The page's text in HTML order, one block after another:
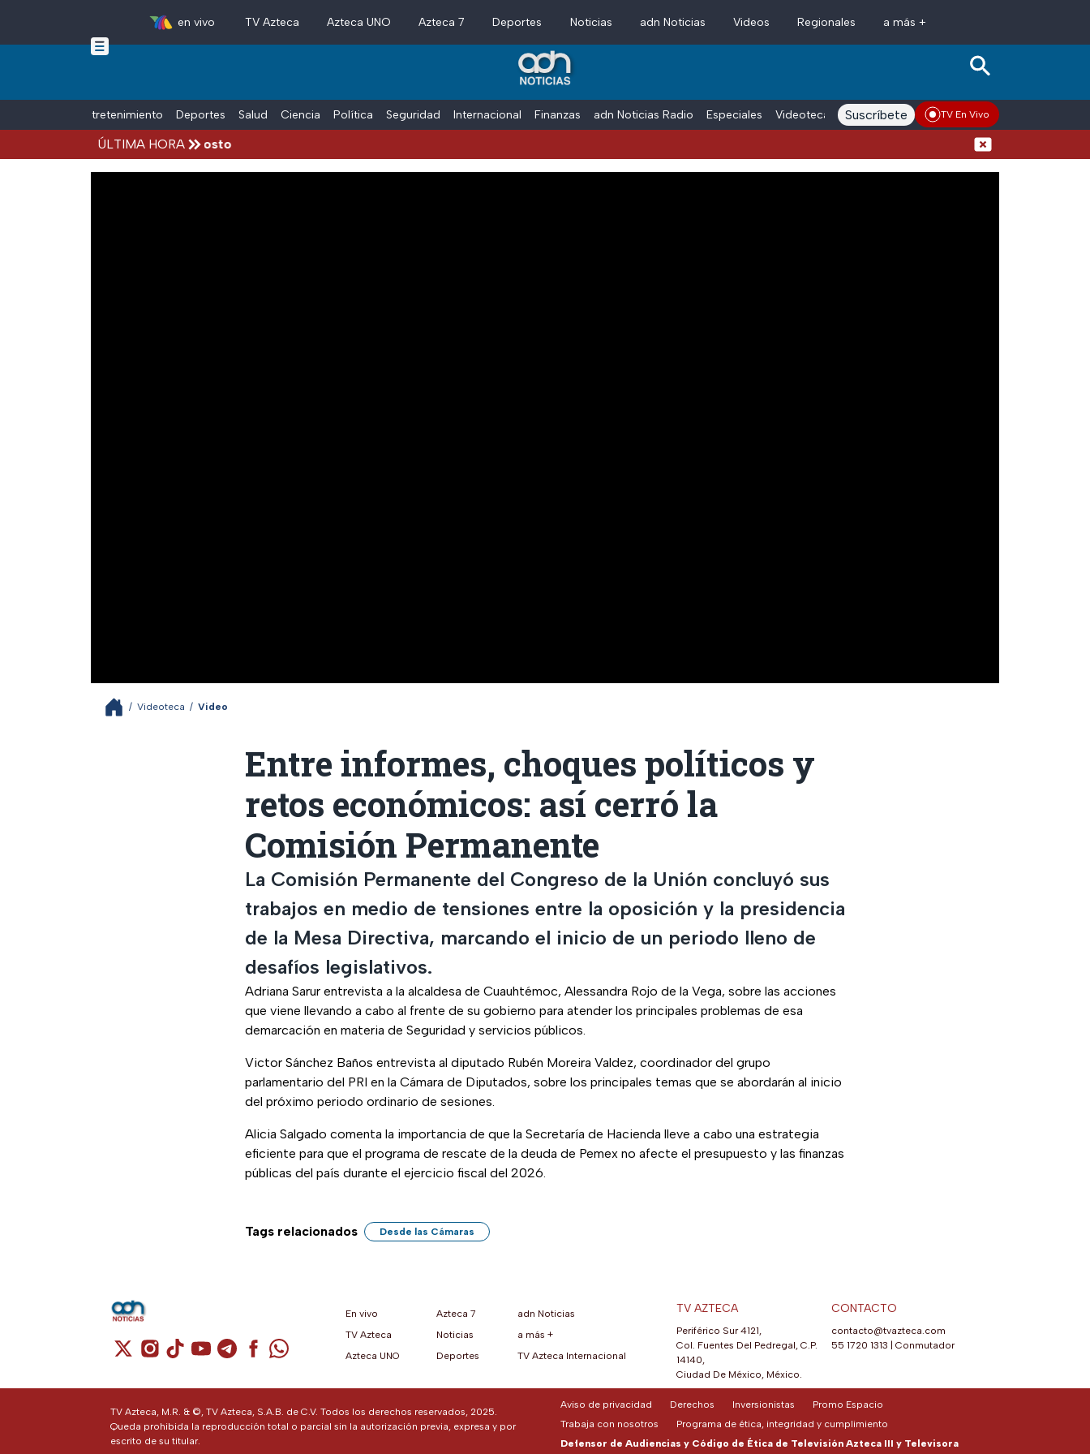
Skip to main content
en vivo TV Azteca Azteca UNO Azteca 7 Deportes Noticias adn Noticias Videos Regionales a más +
Entretenimiento Deportes Salud Ciencia Política Seguridad Internacional Finanzas adn Noticias Radio Especiales Videoteca Conductores Voces adn Noticias
Suscríbete TV En Vivo
ÚLTIMA HORA
hoy viernes 7 de agosto
/ Videoteca / Video
Entre informes, choques políticos y
retos económicos: así cerró la
Comisión Permanente
La Comisión Permanente del Congreso de la Unión concluyó sus
trabajos en medio de tensiones entre la oposición y la presidencia
de la Mesa Directiva, marcando el inicio de un periodo lleno de
desafíos legislativos.
Adriana Sarur entrevista a la alcaldesa de Cuauhtémoc, Alessandra Rojo de la Vega, sobre las acciones
que viene llevando a cabo al frente de su gobierno para atender los principales problemas de esa
demarcación en materia de Seguridad y servicios públicos.
Victor Sánchez Baños entrevista al diputado Rubén Moreira Valdez, coordinador del grupo
parlamentario del PRI en la Cámara de Diputados, sobre los principales temas que se abordarán al inicio
del próximo periodo ordinario de sesiones.
Alicia Salgado comenta la importancia de que la Secretaría de Hacienda lleve a cabo una estrategia
eficiente para que el programa de rescate de la deuda de Pemex no afecte el presupuesto y las finanzas
públicas del país durante el ejercicio fiscal del 2026.
Tags relacionados Desde las Cámaras
Cuenta de X / Twitter (se abre en una nueva pestaña)
Cuenta de Instagram (se abre en una nueva pestaña)
Cuenta de TikTok (se abre en una nueva pestaña)
Cuenta de YouTube (se abre en una nueva pestaña)
Cuenta de Telegram (se abre en una nueva pestaña)
Cuenta de Facebook (se abre en una nueva pestaña)
Cuenta de WhatsApp (se abre en una nueva pestaña)
En vivo
TV Azteca
Azteca UNO
Azteca 7
Noticias
Deportes
adn Noticias
a más +
TV Azteca Internacional
TV AZTECA
Periférico Sur 4121,
Col. Fuentes Del Pedregal, C.P.
14140,
Ciudad De México, México.
CONTACTO
contacto@tvazteca.com
55 1720 1313 | Conmutador
TV Azteca, M.R. & ©, TV Azteca, S.A.B. de C.V. Todos los derechos reservados, 2025.
Queda prohibida la reproducción total o parcial sin la autorización previa, expresa y por
escrito de su titular.
Aviso de privacidad Derechos Inversionistas
Promo Espacio
Trabaja con nosotros
Programa de ética, integridad y cumplimiento
Defensor de Audiencias y Código de Ética de Televisión Azteca III y Televisora